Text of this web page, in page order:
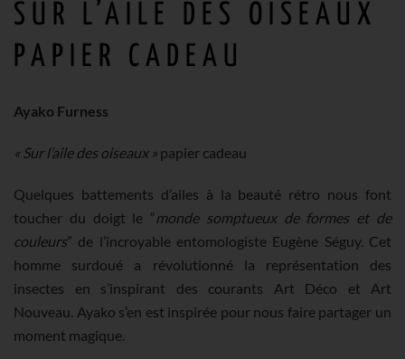
SUR L’AILE DES OISEAUX
PAPIER CADEAU
Ayako Furness
« Sur l’aile des oiseaux » papier cadeau
Quelques battements d’ailes à la beauté rétro nous font
toucher du doigt le “monde somptueux de formes et de
couleurs” de l’incroyable entomologiste Eugène Séguy. Cet
homme surdoué a révolutionné la représentation des
insectes en s’inspirant des courants Art Déco et Art
Nouveau. Ayako s’en est inspirée pour nous faire partager un
moment magique.